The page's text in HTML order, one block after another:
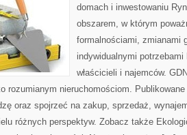
domach i inwestowaniu
obszarem, w którym
formalnościami, zmianami
indywidualnymi
właścicieli i najemców.
rozumianym nieruchomościom. Publikowane
oraz spojrzeć na zakup, sprzedaż,
różnych perspektyw. Zobacz także